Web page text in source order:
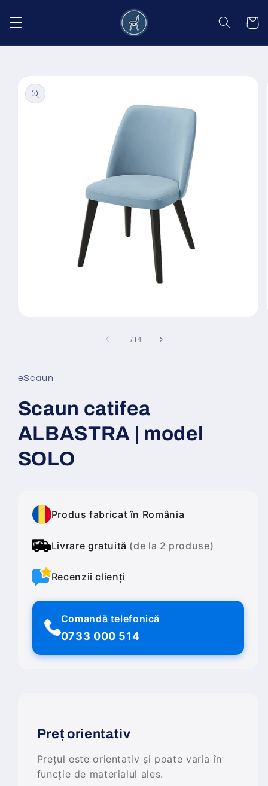
conținut
Coș
informațiile
despre
produs
fereastră
modală
1 /din
14
eScaun
Scaun catifea
ALBASTRA | model
SOLO
Produs fabricat în România
Livrare gratuită (de la 2 produse)
Recenzii clienți
Comandă telefonică
0733 000 514
Preț orientativ
Prețul este orientativ și poate varia în
funcție de materialul ales.